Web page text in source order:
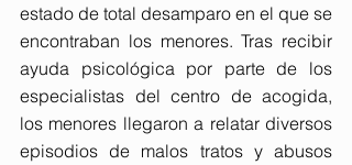
estado de total desamparo en el que se
encontraban los menores. Tras recibir
ayuda psicológica por parte de los
especialistas del centro de acogida,
los menores llegaron a relatar diversos
episodios de malos tratos y abusos